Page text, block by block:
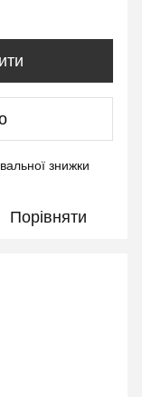
знижки
Порівняти